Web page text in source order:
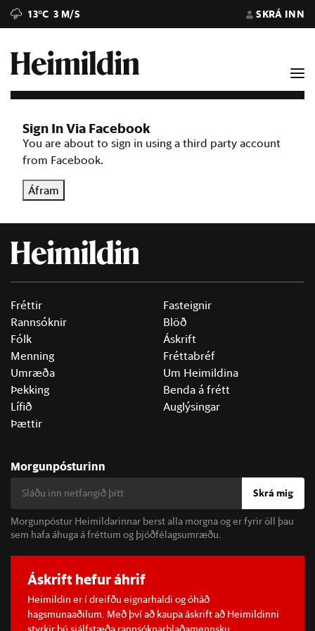
13°C 3 M/S SKRÁ INN
Sign In Via Facebook
You are about to sign in using a third party account
from Facebook.
Áfram
Fréttir
Rannsóknir
Fólk
Menning
Umræða
Þekking
Lífið
Þættir
Fasteignir
Blöð
Áskrift
Fréttabréf
Um Heimildina
Benda á frétt
Auglýsingar
Morgunpósturinn
Skrá mig
Morgunpóstur Heimildarinnar berst alla morgna og er fyrir öll þau
sem hafa áhuga á fréttum og þjóðfélagsumræðu.
Áskrift hefur áhrif
Heimildin er í dreifðu eignarhaldi og óháð
hagsmunaaðilum. Með því að kaupa áskrift að Heimildinni